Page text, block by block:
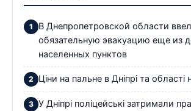
В Днепропетровской области
обязательную эвакуацию еще из
населенных пунктов
Ціни на пальне в Дніпрі та області
У Дніпрі поліцейські затримали